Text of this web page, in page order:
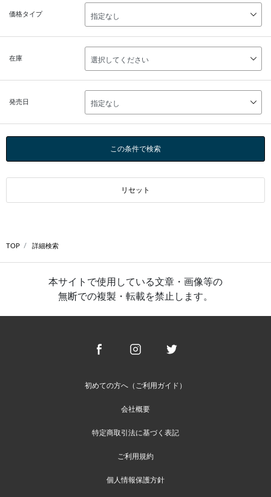
価格タイプ
在庫
発売日
この条件で検索
リセット
TOP 詳細検索
本サイトで使用している文章・画像等の
無断での複製・転載を禁止します。
初めての方へ（ご利用ガイド）
会社概要
特定商取引法に基づく表記
ご利用規約
個人情報保護方針